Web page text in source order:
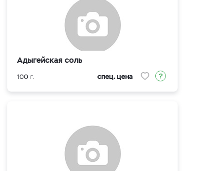
Адыгейская соль
100 г. спец. цена